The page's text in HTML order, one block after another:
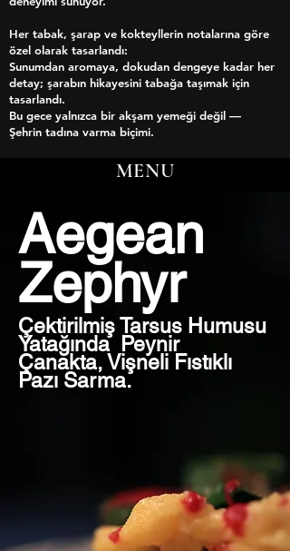
Her tabak, şarap ve kokteyllerin notalarına göre
özel olarak tasarlandı:
Sunumdan aromaya, dokudan dengeye kadar her
detay; şarabın hikayesini tabağa taşımak için
tasarlandı.
Bu gece yalnızca bir akşam yemeği değil —
Şehrin tadına varma biçimi.
MENU
Aegean
Zephyr
Çektirilmiş Tarsus Humusu
Yatağında Peynir
Çanakta, Vişneli Fıstıklı
Pazı Sarma.